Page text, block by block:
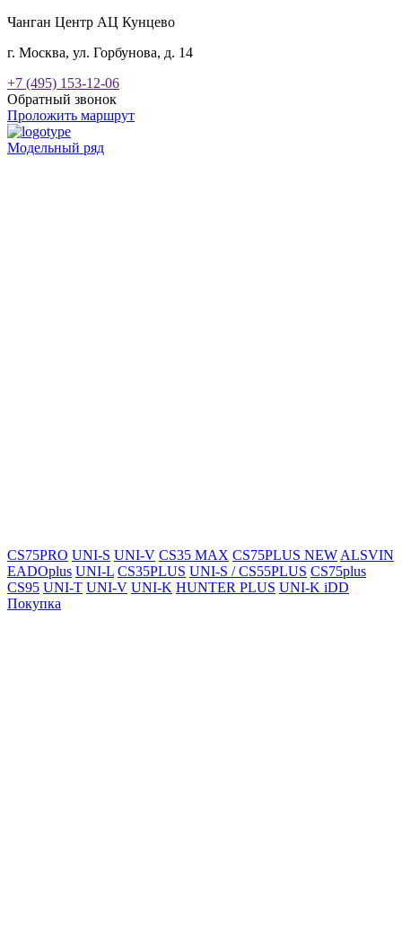
Чанган Центр АЦ Кунцево
г. Москва, ул. Горбунова, д. 14
+7 (495) 153-12-06
Обратный звонок
Проложить маршрут
Модельный ряд
CS75PRO UNI-S UNI-V CS35 MAX CS75PLUS NEW ALSVIN
EADOplus UNI-L CS35PLUS UNI-S / CS55PLUS CS75plus
CS95 UNI-T UNI-V UNI-K HUNTER PLUS UNI-K iDD
Покупка